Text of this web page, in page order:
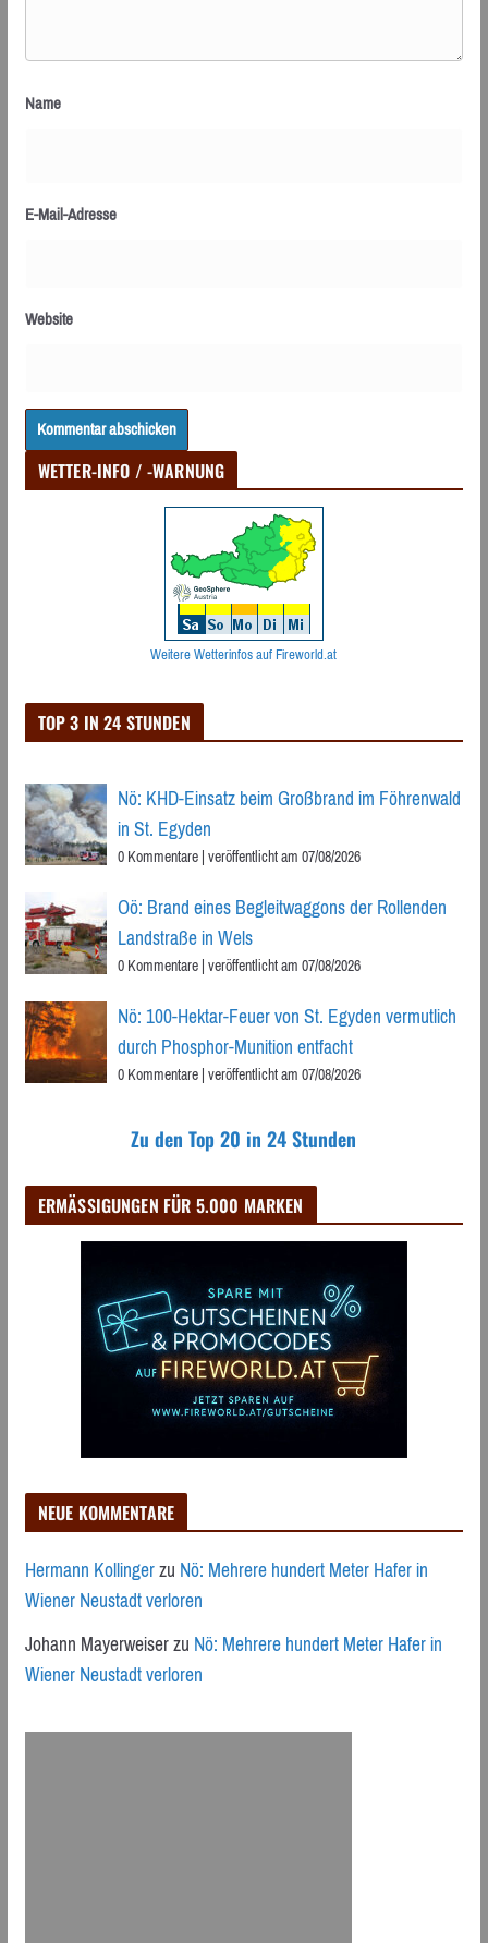
Name
E-Mail-Adresse
Website
WETTER-INFO / -WARNUNG
Weitere Wetterinfos auf Fireworld.at
TOP 3 IN 24 STUNDEN
Nö: KHD-Einsatz beim Großbrand im Föhrenwald
in St. Egyden
0 Kommentare|veröffentlicht am 07/08/2026
Oö: Brand eines Begleitwaggons der Rollenden
Landstraße in Wels
0 Kommentare|veröffentlicht am 07/08/2026
Nö: 100-Hektar-Feuer von St. Egyden vermutlich
durch Phosphor-Munition entfacht
0 Kommentare|veröffentlicht am 07/08/2026
Zu den Top 20 in 24 Stunden
ERMÄSSIGUNGEN FÜR 5.000 MARKEN
NEUE KOMMENTARE
Hermann KollingerzuNö: Mehrere hundert Meter Hafer in
Wiener Neustadt verloren
Johann MayerweiserzuNö: Mehrere hundert Meter Hafer in
Wiener Neustadt verloren